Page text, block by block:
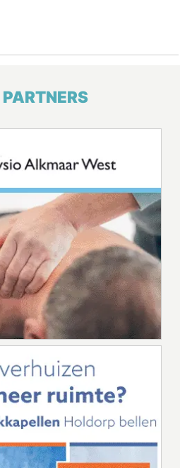
PARTNERS